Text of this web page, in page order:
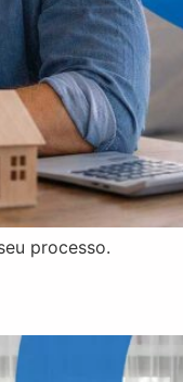
processo.